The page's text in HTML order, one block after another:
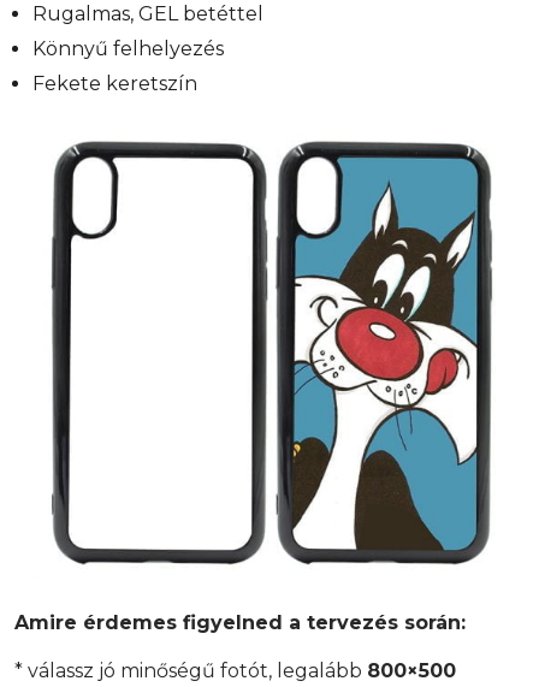
Rugalmas, GEL betéttel
Könnyű felhelyezés
Fekete keretszín
Amire érdemes figyelned a tervezés során:
* válassz jó minőségű fotót, legalább 800×500